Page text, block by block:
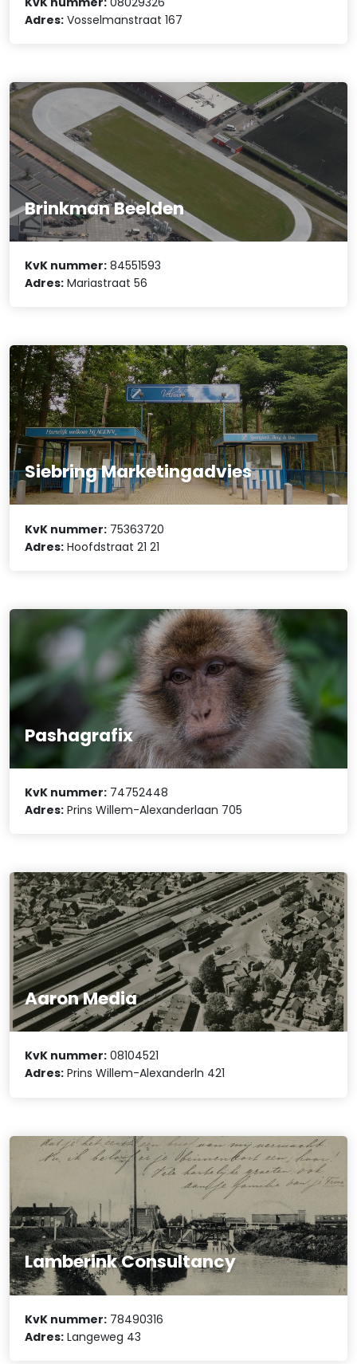
Adres: Vosselmanstraat 167
Brinkman Beelden
KvK nummer: 84551593
Adres: Mariastraat 56
Siebring Marketingadvies
KvK nummer: 75363720
Adres: Hoofdstraat 21 21
Pashagrafix
KvK nummer: 74752448
Adres: Prins Willem-Alexanderlaan 705
Aaron Media
KvK nummer: 08104521
Adres: Prins Willem-Alexanderln 421
Lamberink Consultancy
KvK nummer: 78490316
Adres: Langeweg 43